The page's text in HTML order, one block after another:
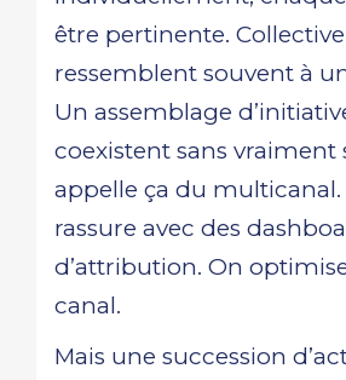
être pertinente.
ressemblent souvent à
Un assemblage
coexistent sans vraiment
appelle ça du multicanal.
rassure avec des
d’attribution. On
canal.
Mais une succession